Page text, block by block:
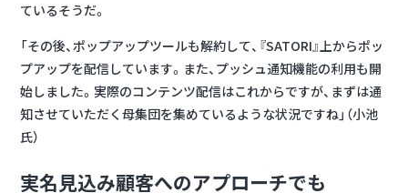
ているそうだ。
「その後、ポップアップツールも解約して、『SATORI』上からポッ
プアップを配信しています。また、プッシュ通知機能の利用も開
始しました。実際のコンテンツ配信はこれからですが、まずは通
知させていただく母集団を集めているような状況ですね」（小池
氏）
実名見込み顧客へのアプローチでも